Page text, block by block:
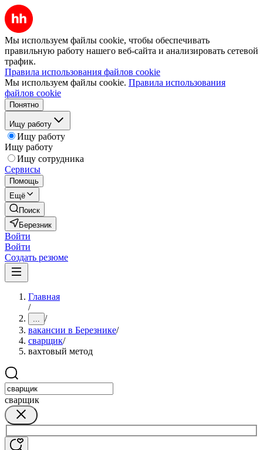
Мы используем файлы cookie, чтобы обеспечивать
правильную работу нашего веб-сайта и анализировать сетевой
трафик.
Правила использования файлов cookie
Мы используем файлы cookie. Правила использования
файлов cookie
Понятно
Ищу работу
Ищу работу
Ищу работу
Ищу сотрудника
Сервисы
Помощь
Ещё
Поиск
Березник
Войти
Войти
Создать резюме
Главная
/
... /
вакансии в Березнике/
сварщик/
вахтовый метод
сварщик